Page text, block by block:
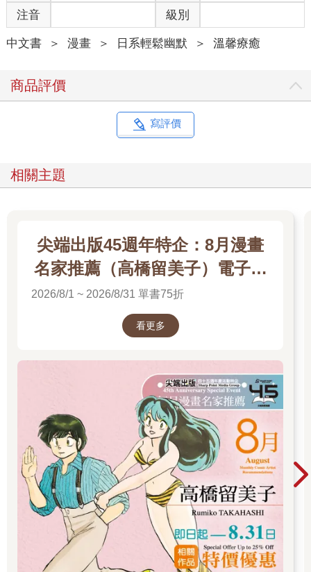
注音 級別
中文書 ＞ 漫畫 ＞ 日系輕鬆幽默 ＞ 溫馨療癒
商品評價
寫評價
相關主題
尖端出版45週年特企：8月漫畫
名家推薦（高橋留美子）電子書
展
2026/8/1 ~ 2026/8/31 單書75折
看更多